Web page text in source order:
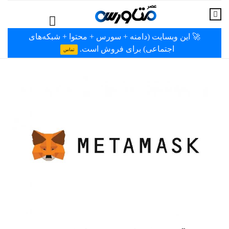
🚀 این وبسایت (دامنه + سورس + محتوا + شبکه‌های
اجتماعی) برای فروش است.
تماس